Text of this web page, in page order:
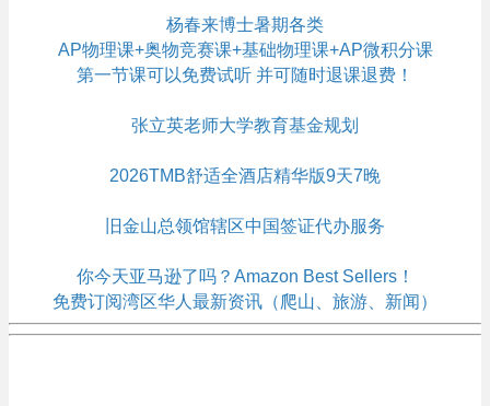
杨春来博士暑期各类
AP物理课+奥物竞赛课+基础物理课+AP微积分课
第一节课可以免费试听 并可随时退课退费！
张立英老师大学教育基金规划
2026TMB舒适全酒店精华版9天7晚
旧金山总领馆辖区中国签证代办服务
你今天亚马逊了吗？Amazon Best Sellers！
免费订阅湾区华人最新资讯（爬山、旅游、新闻）